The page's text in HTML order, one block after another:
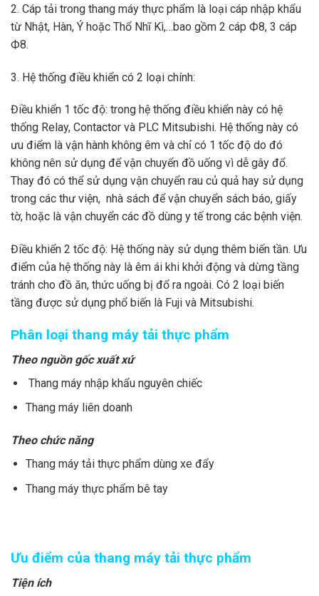
2. Cáp tải trong thang máy thực phẩm là loại cáp nhập khẩu
từ Nhật, Hàn, Ý hoặc Thổ Nhĩ Kì,…bao gồm 2 cáp Ф8, 3 cáp
Ф8.
3. Hệ thống điều khiển có 2 loại chính:
Điều khiển 1 tốc độ: trong hệ thống điều khiển này có hệ
thống Relay, Contactor và PLC Mitsubishi. Hệ thống này có
ưu điểm là vận hành không êm và chỉ có 1 tốc độ do đó
không nên sử dụng để vận chuyển đồ uống vì dễ gây đổ.
Thay đó có thể sử dụng vận chuyển rau củ quả hay sử dụng
trong các thư viện, nhà sách để vận chuyển sách báo, giấy
tờ, hoặc là vận chuyển các đồ dùng y tế trong các bệnh viện.
Điều khiển 2 tốc độ: Hệ thống này sử dụng thêm biến tần. Ưu
điểm của hệ thống này là êm ái khi khởi động và dừng tầng
tránh cho đồ ăn, thức uống bị đổ ra ngoài. Có 2 loại biến
tầng được sử dụng phổ biến là Fuji và Mitsubishi.
Phân loại thang máy tải thực phẩm
Theo nguồn gốc xuất xứ
Thang máy nhập khẩu nguyên chiếc
Thang máy liên doanh
Theo chức năng
Thang máy tải thực phẩm dùng xe đẩy
Thang máy thực phẩm bê tay
Ưu điểm của thang máy tải thực phẩm
Tiện ích